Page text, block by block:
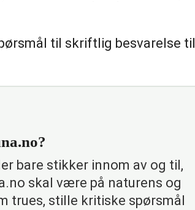
til skriftlig besvarelse til
bare stikker innom av og til,
skal være på naturens og
trues, stille kritiske spørsmål